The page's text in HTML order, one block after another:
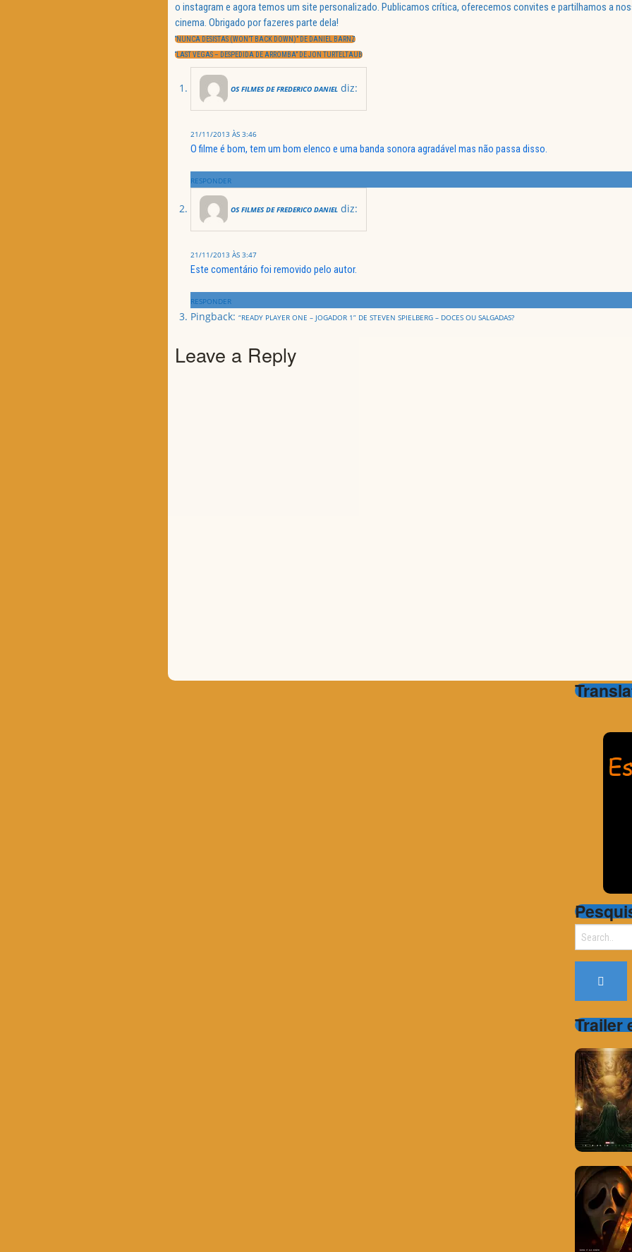
o instagram e agora temos um site personalizado. Publicamos crítica, oferecemos convites e partilhamos a
cinema. Obrigado por fazeres parte dela!
Navegação
de
artigos
PREVIOUS
“NUNCA DESISTAS (WON’T BACK DOWN)” DE DANIEL BARNZ
NEXT
“LAST VEGAS – DESPEDIDA DE ARROMBA” DE JON TURTELTAUB
OS FILMES DE FREDERICO DANIEL diz:
21/11/2013 ÀS 3:46
O filme é bom, tem um bom elenco e uma banda sonora agradável mas não passa disso.
RESPONDER
OS FILMES DE FREDERICO DANIEL diz:
21/11/2013 ÀS 3:47
Este comentário foi removido pelo autor.
RESPONDER
Pingback:“READY PLAYER ONE – JOGADOR 1” DE STEVEN SPIELBERG – DOCES OU SALGADAS?
Leave a Reply
Search
Trailer